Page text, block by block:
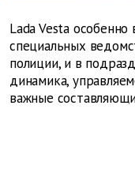
Lada Vesta
специальных
полиции, и в
динамика,
важные